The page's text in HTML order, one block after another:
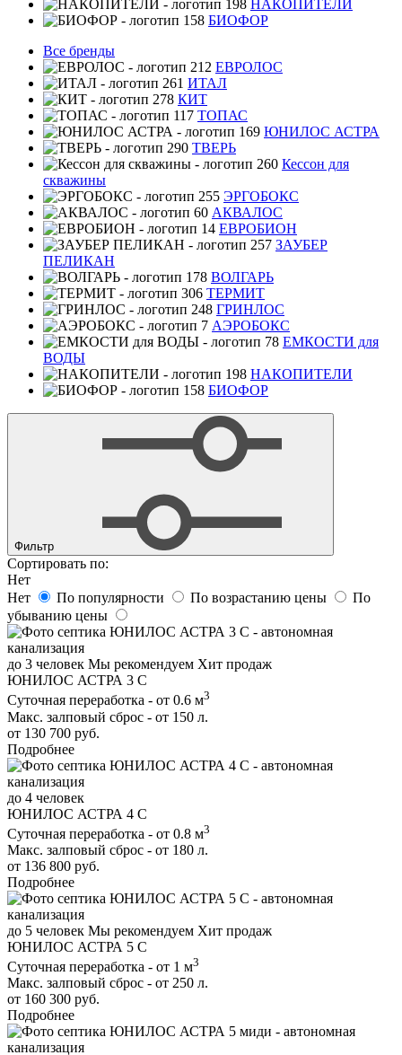
НАКОПИТЕЛИ
БИОФОР
Все бренды
ЕВРОЛОС
ИТАЛ
КИТ
ТОПАС
ЮНИЛОС АСТРА
ТВЕРЬ
Кессон для
скважины
ЭРГОБОКС
АКВАЛОС
ЕВРОБИОН
ЗАУБЕР
ПЕЛИКАН
ВОЛГАРЬ
ТЕРМИТ
ГРИНЛОС
АЭРОБОКС
ЕМКОСТИ для
ВОДЫ
НАКОПИТЕЛИ
БИОФОР
Фильтр
Сортировать по:
Нет
Нет
По популярности По возрастанию цены
По
убыванию цены
до 3 человек Мы рекомендуем Хит продаж
ЮНИЛОС АСТРА 3 С
Суточная переработка - от 0.6 м3
Макс. залповый сброс - от 150 л.
от 130 700 руб.
Подробнее
до 4 человек
ЮНИЛОС АСТРА 4 С
Суточная переработка - от 0.8 м3
Макс. залповый сброс - от 180 л.
от 136 800 руб.
Подробнее
до 5 человек Мы рекомендуем Хит продаж
ЮНИЛОС АСТРА 5 С
Суточная переработка - от 1 м3
Макс. залповый сброс - от 250 л.
от 160 300 руб.
Подробнее